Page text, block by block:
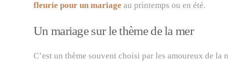
fleurie pour un mariage au printemps ou en été.
Un mariage sur le thème de la mer
C’est un thème souvent choisi par les amoureux de